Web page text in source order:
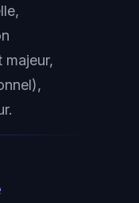
majeur,